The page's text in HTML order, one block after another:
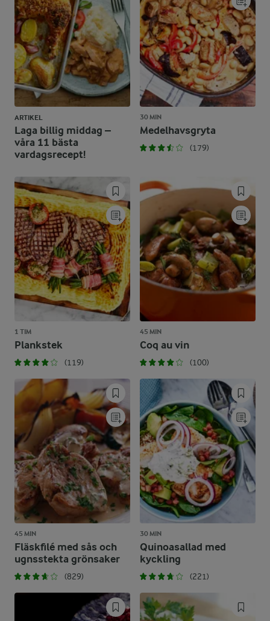
ARTIKEL
Laga billig middag –
våra 11 bästa
vardagsrecept!
30 MIN
Medelhavsgryta
(179)
1 TIM
Plankstek
(119)
45 MIN
Coq au vin
(100)
45 MIN
Fläskfilé med sås och
ugnsstekta grönsaker
(829)
30 MIN
Quinoasallad med
kyckling
(221)